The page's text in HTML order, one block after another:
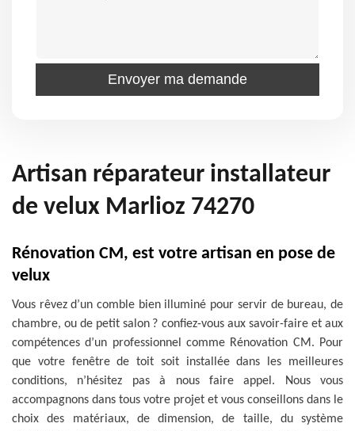
Artisan réparateur installateur
de velux Marlioz 74270
Rénovation CM, est votre artisan en pose de
velux
Vous rêvez d’un comble bien illuminé pour servir de bureau, de
chambre, ou de petit salon ? confiez-vous aux savoir-faire et aux
compétences d’un professionnel comme Rénovation CM. Pour
que votre fenêtre de toit soit installée dans les meilleures
conditions, n’hésitez pas à nous faire appel. Nous vous
accompagnons dans tous votre projet et vous conseillons dans le
choix des matériaux, de dimension, de taille, du système